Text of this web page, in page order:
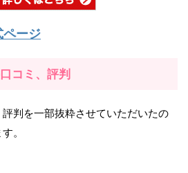
ページ
コミ、評判
判を一部抜粋させていただいたの
。